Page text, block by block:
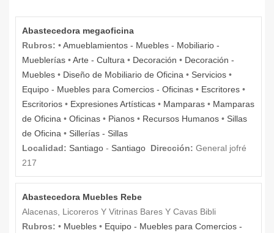
Abastecedora megaoficina
Rubros: •Amueblamientos - Muebles - Mobiliario -
Mueblerías •Arte - Cultura • Decoración • Decoración -
Muebles • Diseño de Mobiliario de Oficina • Servicios •
Equipo - Muebles para Comercios - Oficinas • Escritores •
Escritorios • Expresiones Artísticas • Mamparas • Mamparas
de Oficina • Oficinas • Pianos • Recursos Humanos • Sillas
de Oficina • Sillerías - Sillas
Localidad: Santiago - Santiago Dirección: General jofré
217
Abastecedora Muebles Rebe
Alacenas, Licoreros Y Vitrinas Bares Y Cavas Bibli
Rubros: • Muebles • Equipo - Muebles para Comercios -